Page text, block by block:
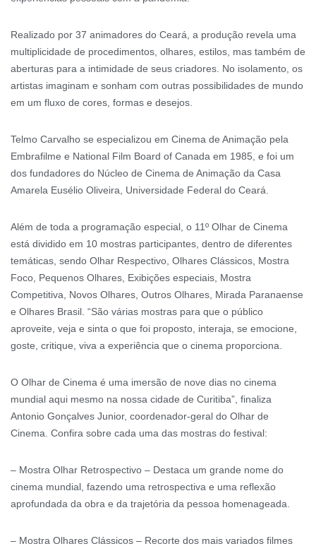
Realizado por 37 animadores do Ceará, a produção revela uma
multiplicidade de procedimentos, olhares, estilos, mas também de
aberturas para a intimidade de seus criadores. No isolamento, os
artistas imaginam e sonham com outras possibilidades de mundo
em um fluxo de cores, formas e desejos.
Telmo Carvalho se especializou em Cinema de Animação pela
Embrafilme e National Film Board of Canada em 1985, e foi um
dos fundadores do Núcleo de Cinema de Animação da Casa
Amarela Eusélio Oliveira, Universidade Federal do Ceará.
Além de toda a programação especial, o 11º Olhar de Cinema
está dividido em 10 mostras participantes, dentro de diferentes
temáticas, sendo Olhar Respectivo, Olhares Clássicos, Mostra
Foco, Pequenos Olhares, Exibições especiais, Mostra
Competitiva, Novos Olhares, Outros Olhares, Mirada Paranaense
e Olhares Brasil. “São várias mostras para que o público
aproveite, veja e sinta o que foi proposto, interaja, se emocione,
goste, critique, viva a experiência que o cinema proporciona.
O Olhar de Cinema é uma imersão de nove dias no cinema
mundial aqui mesmo na nossa cidade de Curitiba”, finaliza
Antonio Gonçalves Junior, coordenador-geral do Olhar de
Cinema. Confira sobre cada uma das mostras do festival:
– Mostra Olhar Retrospectivo – Destaca um grande nome do
cinema mundial, fazendo uma retrospectiva e uma reflexão
aprofundada da obra e da trajetória da pessoa homenageada.
– Mostra Olhares Clássicos – Recorte dos mais variados filmes